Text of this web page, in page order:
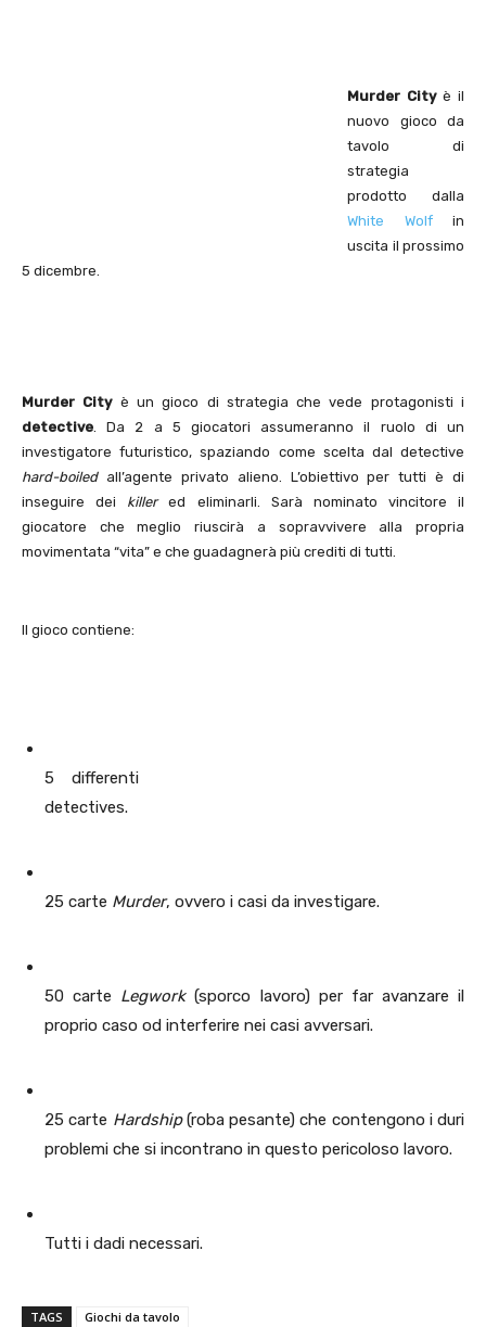
Murder Cityè il
nuovo gioco da
tavolo di
strategia
prodotto dalla
White Wolfin
uscita il prossimo
5 dicembre.
Murder Cityè un gioco di strategia che vede protagonisti i
detective. Da 2 a 5 giocatori assumeranno il ruolo di un
investigatore futuristico, spaziando come scelta dal detective
hard-boiledall’agente privato alieno. L’obiettivo per tutti è di
inseguire dei killered eliminarli. Sarà nominato vincitore il
giocatore che meglio riuscirà a sopravvivere alla propria
movimentata “vita” e che guadagnerà più crediti di tutti.
Il gioco contiene:
5 differenti
detectives.
25 carte Murder, ovvero i casi da investigare.
50 carte Legwork(sporco lavoro) per far avanzare il
proprio caso od interferire nei casi avversari.
25 carte Hardship(roba pesante) che contengono i duri
problemi che si incontrano in questo pericoloso lavoro.
Tutti i dadi necessari.
TAGS Giochi da tavolo